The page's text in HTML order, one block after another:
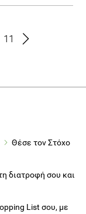
11
Θέσε τον Στόχο
διατροφή σου και
List σου, με